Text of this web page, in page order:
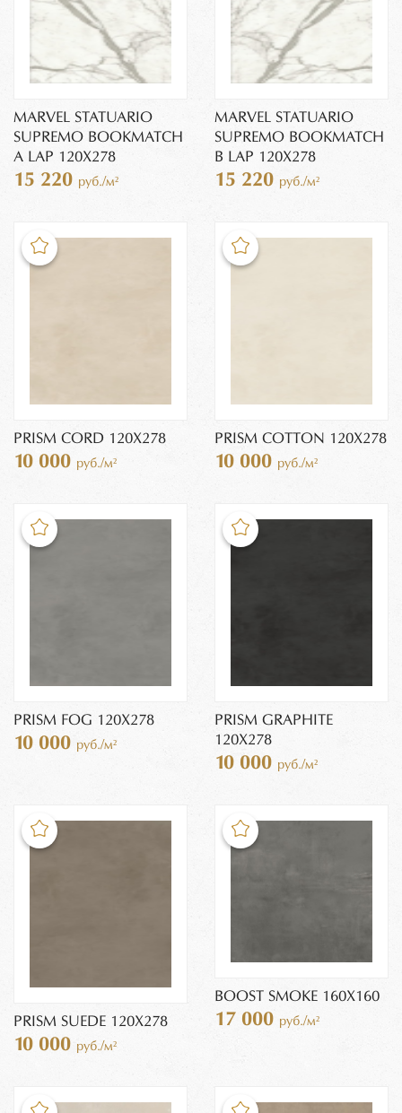
MARVEL STATUARIO
SUPREMO BOOKMATCH
A LAP 120X278
15 220 руб./м²
MARVEL STATUARIO
SUPREMO BOOKMATCH
B LAP 120X278
15 220 руб./м²
PRISM CORD 120X278
10 000 руб./м²
PRISM COTTON 120X278
10 000 руб./м²
PRISM FOG 120X278
10 000 руб./м²
PRISM GRAPHITE
120X278
10 000 руб./м²
PRISM SUEDE 120X278
10 000 руб./м²
BOOST SMOKE 160X160
17 000 руб./м²